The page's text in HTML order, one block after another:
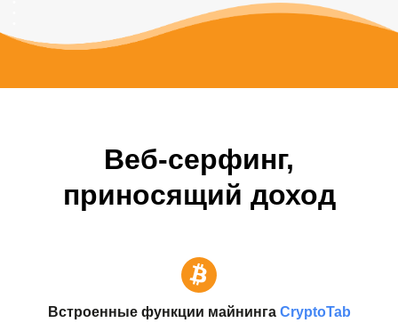
Веб-серфинг,
приносящий доход
Встроенные функции майнинга CryptoTab